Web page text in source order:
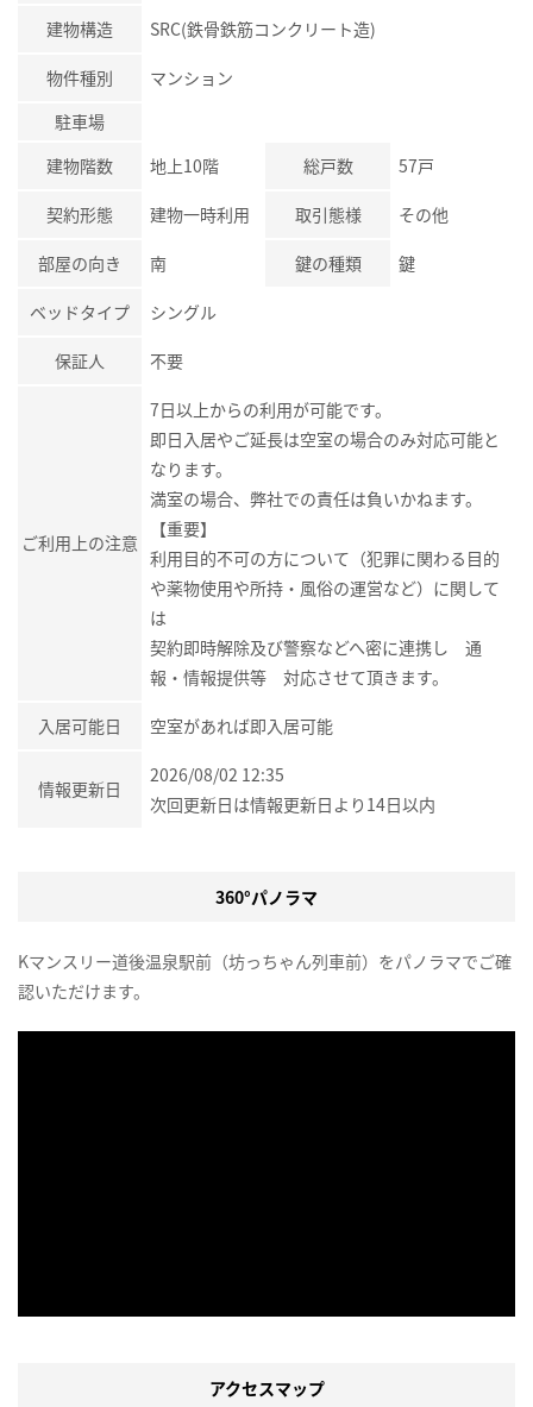
建物構造 SRC(鉄骨鉄筋コンクリート造)
物件種別
マンション
駐車場
建物階数
地上10階 総戸数 57戸
契約形態 建物一時利用 取引態様 その他
部屋の向き 南 鍵の種類 鍵
ベッドタイプ シングル
保証人 不要
ご利用上の注意
7日以上からの利用が可能です。
即日入居やご延長は空室の場合のみ対応可能と
なります。
満室の場合、弊社での責任は負いかねます。
【重要】
利用目的不可の方について（犯罪に関わる目的
や薬物使用や所持・風俗の運営など）に関して
は
契約即時解除及び警察などへ密に連携し 通
報・情報提供等 対応させて頂きます。
入居可能日 空室があれば即入居可能
情報更新日
2026/08/02 12:35
次回更新日は情報更新日より14日以内
360°パノラマ
Kマンスリー道後温泉駅前（坊っちゃん列車前）をパノラマでご確
認いただけます。
アクセスマップ